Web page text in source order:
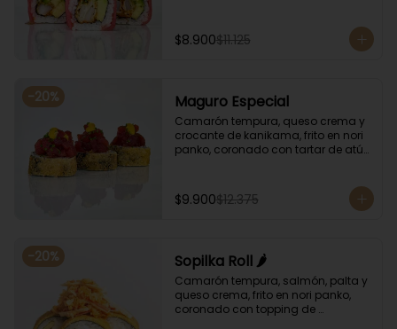
$8.900$11.125
-20% Maguro Especial
Camarón tempura, queso crema y
crocante de kanikama, frito en nori
panko, coronado con tartar de atún
$9.900$12.375
-20% Sopilka Roll 🌶️
Camarón tempura, salmón, palta y
queso crema, frito en nori panko,
coronado con topping de